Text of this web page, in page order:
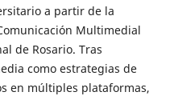
a partir de la
Multimedial
de Rosario. Tras
como estrategias de
en múltiples plataformas,